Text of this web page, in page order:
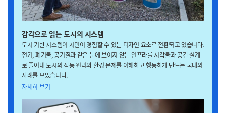
감각으로 읽는 도시의 시스템
도시 기반 시스템이 시민이 경험할 수 있는 디자인 요소로 전환되고 있습니다.
전기, 폐기물, 공기질과 같은 눈에 보이지 않는 인프라를 시각물과 공간 설계
로 풀어내 도시의 작동 원리와 환경 문제를 이해하고 행동하게 만드는 국내외
사례를 모았습니다.
자세히 보기